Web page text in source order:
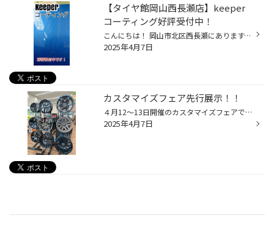
【タイヤ館岡山西長瀬店】keeper
コーティング好評受付中！
こんにちは！ 岡山市北区西長瀬にあります、タイヤ館岡山西長瀬店です！ いつも当店のWEBページをご覧いただきありがとうございます！ 本日はキーパーコーティングの紹介です！ 皆様はお車のボディのコーティングは聞いたことがありますか？ タイヤ館では実はキーパーコーティングも受付中です！ キ...
2025年4月7日
カスタマイズフェア先行展示！！
４月12～13日開催のカスタマイズフェアで展示予定のRAYSホイールが入荷いたしました！！ 少しでも多くのお客様に見てもらおうと思い、先行展示しております！ ぜひご覧ください！
2025年4月7日